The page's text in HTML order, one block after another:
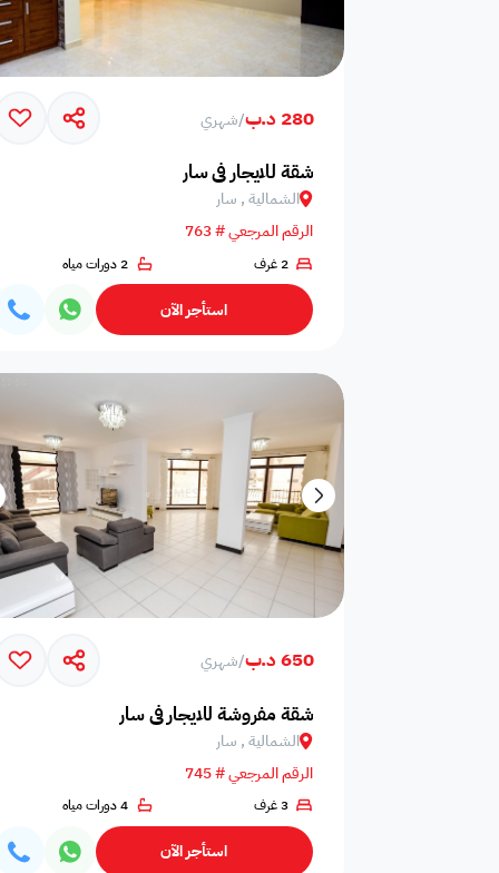
280 د.ب /شهري
شقة للايجار في سار
الشمالية , سار
الرقم المرجعي # 763
2 غرف 2 دورات مياه
استأجر الآن
650 د.ب /شهري
شقة مفروشة للايجار في سار
الشمالية , سار
الرقم المرجعي # 745
3 غرف 4 دورات مياه
استأجر الآن